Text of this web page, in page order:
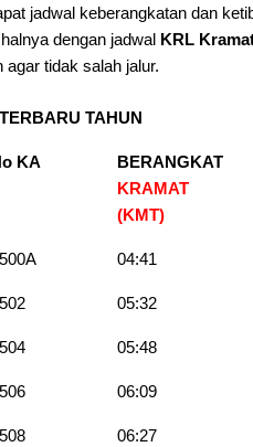
jadwal keberangkatan dan
dengan jadwal KRL
agar tidak salah jalur.
TAHUN
KA
BERANGKAT
KRAMAT
(KMT)
04:41
05:32
05:48
06:09
06:27